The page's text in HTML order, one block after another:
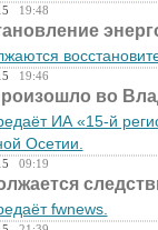
19:48
19:46
во
ИА «15-й
Осетии.
09:19
fwnews.